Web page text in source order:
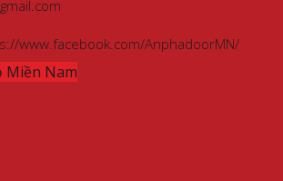
www.facebook.com/AnphadoorMN/
Miền Nam